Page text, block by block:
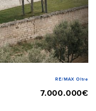
RE/MAX Oltre
7.000.000€